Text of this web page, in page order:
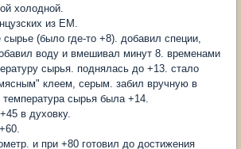
холодной.
из ЕМ.
сырье (было где-то +8). добавил специи,
воду и вмешивал минут 8. временами
сырья. поднялась до +13. стало
клеем, серым. забил вручную в
температура сырья была +14.
в духовку.
и при +80 готовил до достижения